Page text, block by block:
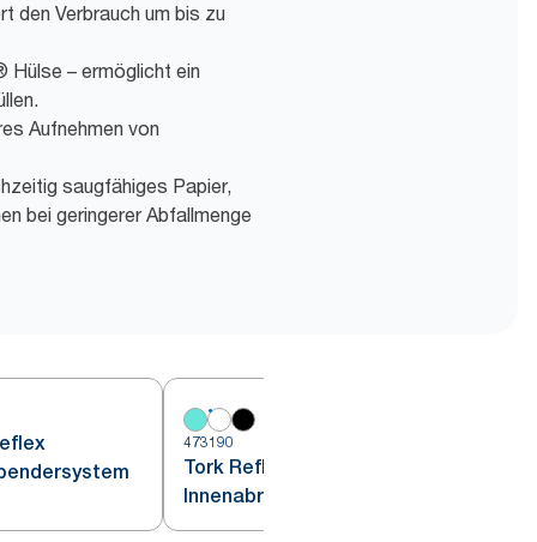
den Verbrauch um bis zu
Hülse – ermöglicht ein
Aufnehmen von
saugfähiges Papier,
bei geringerer Abfallmenge
473190
Tork Reflex™
Innenabrollungsspender Weiß
M4